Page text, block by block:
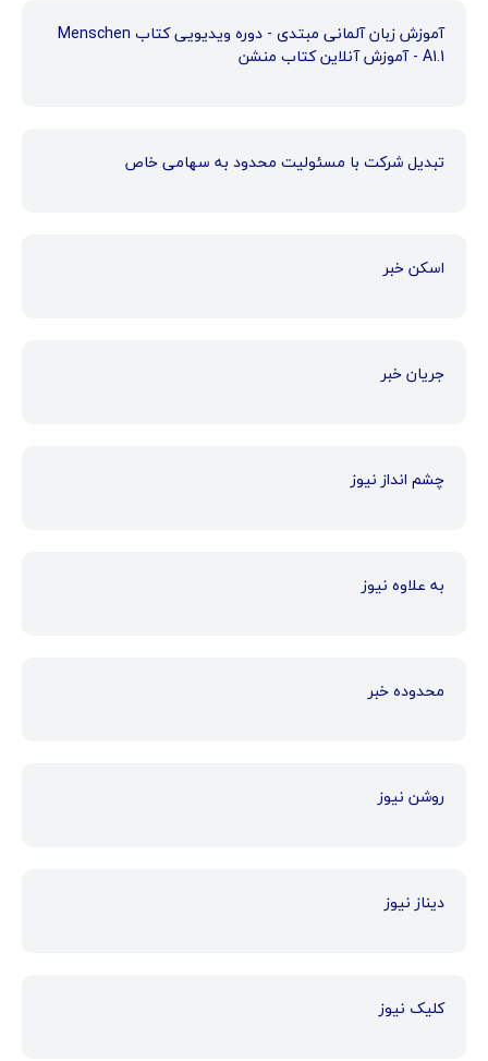
آموزش زبان آلمانی مبتدی - دوره ویدیویی کتاب Menschen
A1.1 - آموزش آنلاین کتاب منشن
تبدیل شرکت با مسئولیت محدود به سهامی خاص
اسکن خبر
جریان خبر
چشم انداز نیوز
به علاوه نیوز
محدوده خبر
روشن نیوز
دیناز نیوز
کلیک نیوز